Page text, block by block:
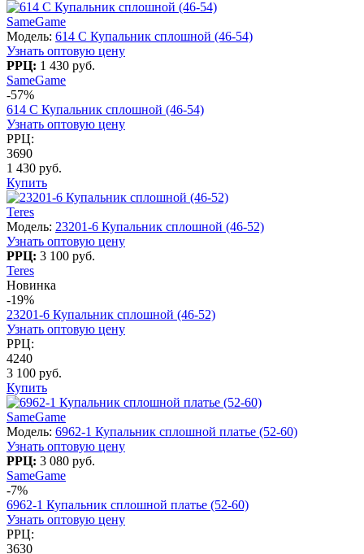
SameGame
Модель: 614 C Купальник сплошной (46-54)
Узнать оптовую цену
РРЦ: 1 430 руб.
SameGame
-57%
614 C Купальник сплошной (46-54)
Узнать оптовую цену
РРЦ:
3690
1 430 руб.
Купить
Teres
Модель: 23201-6 Купальник сплошной (46-52)
Узнать оптовую цену
РРЦ: 3 100 руб.
Teres
Новинка
-19%
23201-6 Купальник сплошной (46-52)
Узнать оптовую цену
РРЦ:
4240
3 100 руб.
Купить
SameGame
Модель: 6962-1 Купальник сплошной платье (52-60)
Узнать оптовую цену
РРЦ: 3 080 руб.
SameGame
-7%
6962-1 Купальник сплошной платье (52-60)
Узнать оптовую цену
РРЦ:
3630